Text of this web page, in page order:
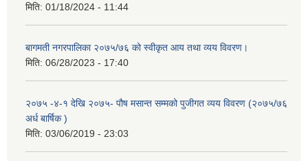
मिति: 01/18/2024 - 11:44
बागमती नगरपालिका २०७५/७६ को स्वीकृत आय तथा व्यय विवरण।
मिति: 06/28/2023 - 17:40
२०७५ -४-१ देखि २०७५- पौष मसान्त सम्मको पुजीगत व्यय विवरण (२०७५/७६
अर्ध बार्षिक )
मिति: 03/06/2019 - 23:03